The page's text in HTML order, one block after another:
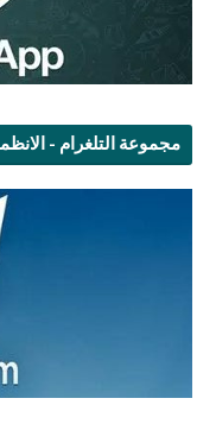
مجموعة التلغرام -